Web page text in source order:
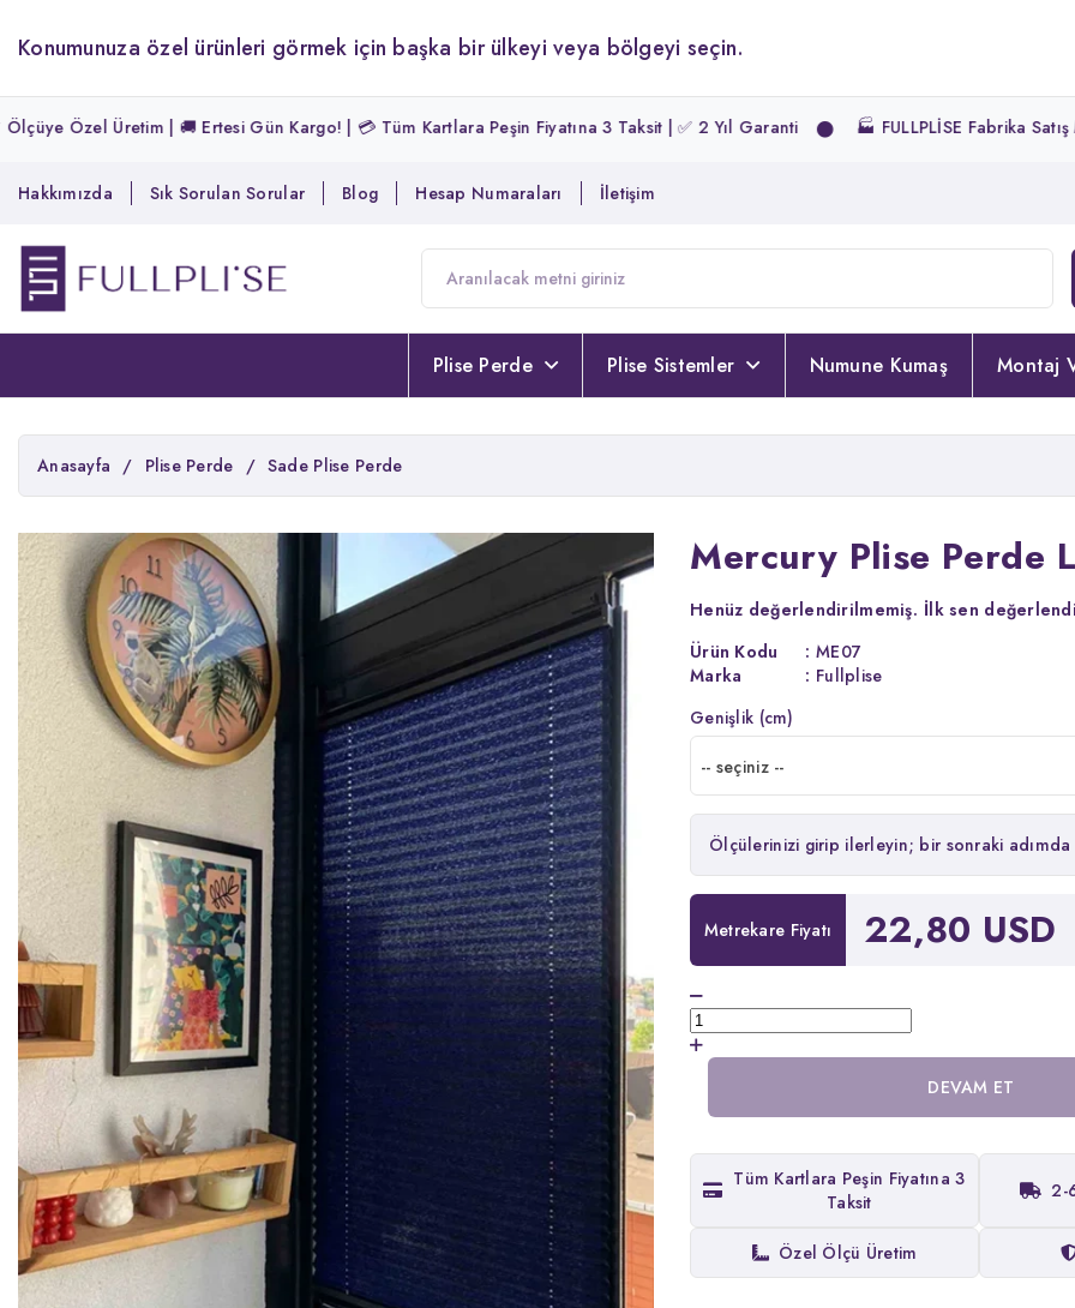
Konumunuza özel ürünleri görmek için başka bir ülkeyi veya bölgeyi seçin.
| 🚚 Ertesi Gün Kargo! | 💳 Tüm Kartlara Peşin Fiyatına 3 Taksit | ✅ 2 Yıl Garanti 🏭 FULLPLİSE Fabrika Satış Mağazası |
Hakkımızda Sık Sorulan Sorular Blog Hesap Numaraları İletişim
Plise Perde Plise Sistemler Numune Kumaş Montaj
Anasayfa / Plise Perde / Sade Plise Perde
Mercury Plise Perde
Henüz değerlendirilmemiş. İlk sen
Ürün Kodu
: ME07
Marka
: Fullplise
Genişlik (cm)
-- seçiniz --
Ölçülerinizi girip ilerleyin; bir sonraki
Metrekare Fiyatı 22,80 USD
DEVAM ET
Tüm Kartlara Peşin Fiyatına 3
Taksit
2-
Özel Ölçü Üretim